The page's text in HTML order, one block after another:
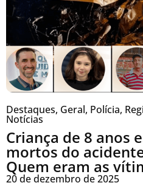
Destaques, Geral, Polícia,
Notícias
Criança de 8 anos
mortos do
Quem eram as
20 de dezembro de 2025